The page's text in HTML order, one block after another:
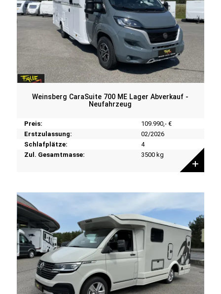
Weinsberg CaraSuite 700 ME Lager Abverkauf -
Neufahrzeug
Preis:
109.990,- €
Erstzulassung:
02/2026
Schlafplätze:
4
Zul. Gesamtmasse:
3500 kg